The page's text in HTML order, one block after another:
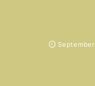
September